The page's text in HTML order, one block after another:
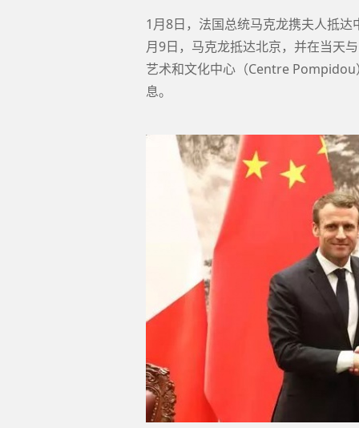
1月8日，法国总统马克龙携夫人抵
月9日，马克龙抵达北京，并在当天
艺术和文化中心（Centre
息。